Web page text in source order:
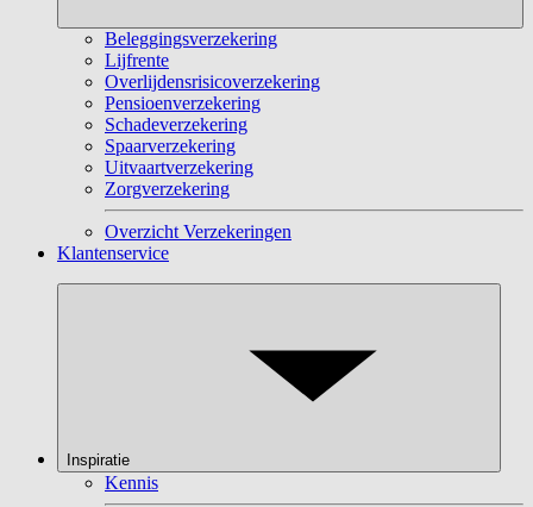
Beleggingsverzekering
Lijfrente
Overlijdensrisicoverzekering
Pensioenverzekering
Schadeverzekering
Spaarverzekering
Uitvaartverzekering
Zorgverzekering
Overzicht Verzekeringen
Klantenservice
Inspiratie
Kennis